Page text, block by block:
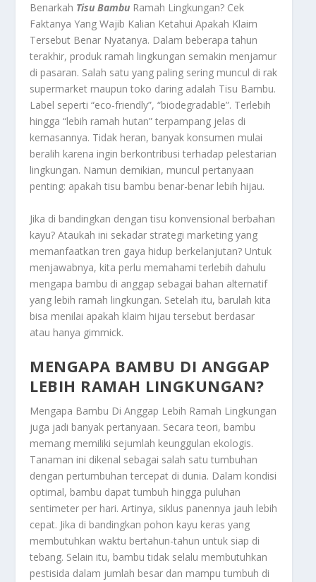
Benarkah Tisu Bambu Ramah Lingkungan? Cek
Faktanya Yang Wajib Kalian Ketahui Apakah Klaim
Tersebut Benar Nyatanya. Dalam beberapa tahun
terakhir, produk ramah lingkungan semakin menjamur
di pasaran. Salah satu yang paling sering muncul di rak
supermarket maupun toko daring adalah Tisu Bambu.
Label seperti “eco-friendly”, “biodegradable”. Terlebih
hingga “lebih ramah hutan” terpampang jelas di
kemasannya. Tidak heran, banyak konsumen mulai
beralih karena ingin berkontribusi terhadap pelestarian
lingkungan. Namun demikian, muncul pertanyaan
penting: apakah tisu bambu benar-benar lebih hijau.
Jika di bandingkan dengan tisu konvensional berbahan
kayu? Ataukah ini sekadar strategi marketing yang
memanfaatkan tren gaya hidup berkelanjutan? Untuk
menjawabnya, kita perlu memahami terlebih dahulu
mengapa bambu di anggap sebagai bahan alternatif
yang lebih ramah lingkungan. Setelah itu, barulah kita
bisa menilai apakah klaim hijau tersebut berdasar
atau hanya gimmick.
MENGAPA BAMBU DI ANGGAP
LEBIH RAMAH LINGKUNGAN?
Mengapa Bambu Di Anggap Lebih Ramah Lingkungan
juga jadi banyak pertanyaan. Secara teori, bambu
memang memiliki sejumlah keunggulan ekologis.
Tanaman ini dikenal sebagai salah satu tumbuhan
dengan pertumbuhan tercepat di dunia. Dalam kondisi
optimal, bambu dapat tumbuh hingga puluhan
sentimeter per hari. Artinya, siklus panennya jauh lebih
cepat. Jika di bandingkan pohon kayu keras yang
membutuhkan waktu bertahun-tahun untuk siap di
tebang. Selain itu, bambu tidak selalu membutuhkan
pestisida dalam jumlah besar dan mampu tumbuh di